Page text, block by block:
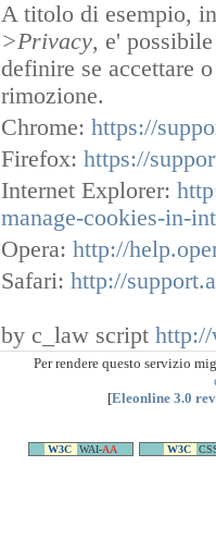
A titolo di esempio,
>Privacy, e'
definire se accettare
rimozione.
Chrome:https://
Firefox:https://
Internet Explorer:
manage-cookies-in-
Opera:http://
Safari:http://
by c_law script
Per rendere questo servizio
[Eleonline 3.0
W3C WAI-AA W3C